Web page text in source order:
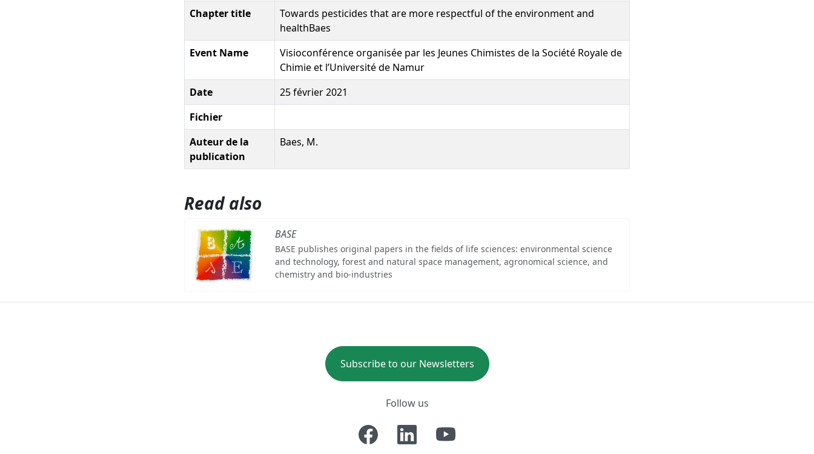
Chapter title
Towards pesticides that are more respectful of the environment and
healthBaes
Event Name
Visioconférence organisée par les Jeunes Chimistes de la Société Royale de
Chimie et l’Université de Namur
Date
25 février 2021
Fichier
Auteur de la
publication
Baes, M.
Read also
BASE
BASE publishes original papers in the fields of life sciences: environmental science
and technology, forest and natural space management, agronomical science, and
chemistry and bio-industries
Subscribe to our Newsletters
Follow us